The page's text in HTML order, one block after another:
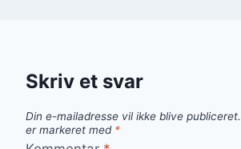
Skriv et svar
Din e-mailadresse vil ikke blive publiceret.
er markeret med *